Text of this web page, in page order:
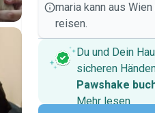
maria kann aus
reisen.
Du und Dein
sicheren
Pawshake
Mehr lesen
Sichere